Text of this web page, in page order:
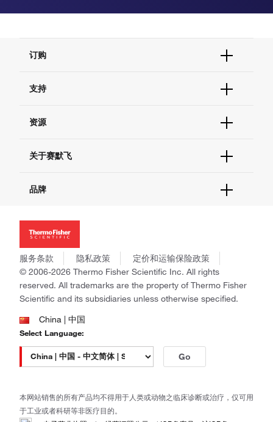
订购
订单支持
现货供应中心
支持
联系我们 - 400 820 8982
查找文件&证书
资源
促销
社交媒体
关于赛默飞
招聘
新闻
社会责任
商标
政策和通知
品牌
Applied Biosystems
Invitrogen
Gibco
Ion Torrent
Unity Lab Services
Patheon
PPD
服务条款 隐私政策
定价和运输保险政策
© 2006-2026 Thermo Fisher Scientific Inc. All rights
reserved. All trademarks are the property of Thermo Fisher
Scientific and its subsidiaries unless otherwise specified.
China | 中国
Select Language:
Go
本网站销售的所有产品均不得用于人类或动物之临床诊断或治疗，仅可用
于工业或者科研等非医疗目的。